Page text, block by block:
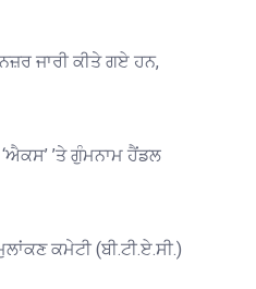
ਜਾਰੀ ਕੀਤੇ ਗਏ ਹਨ,
’ਤੇ ਗੁੰਮਨਾਮ ਹੈਂਡਲ
ਕਮੇਟੀ (ਬੀ.ਟੀ.ਏ.ਸੀ.)